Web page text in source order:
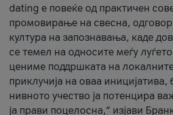
dating е повеќе од практичен
промовирање на свесна,
култура на запознавања, каде
се темел на односите меѓу
цениме поддршката на
приклучија на оваа иницијатива,
нивното учество ја потенцира
ја прави поцелосна,“ изјави